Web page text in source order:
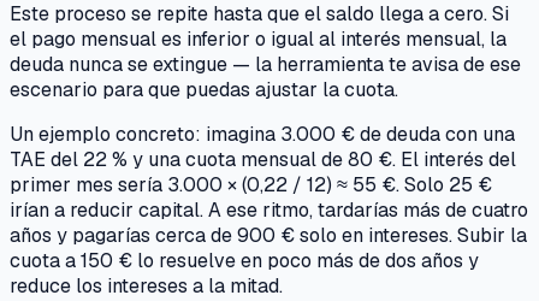
Este proceso se repite hasta que el saldo llega a cero. Si
el pago mensual es inferior o igual al interés mensual, la
deuda nunca se extingue — la herramienta te avisa de ese
escenario para que puedas ajustar la cuota.
Un ejemplo concreto: imagina 3.000 € de deuda con una
TAE del 22 % y una cuota mensual de 80 €. El interés del
primer mes sería 3.000 × (0,22 / 12) ≈ 55 €. Solo 25 €
irían a reducir capital. A ese ritmo, tardarías más de cuatro
años y pagarías cerca de 900 € solo en intereses. Subir la
cuota a 150 € lo resuelve en poco más de dos años y
reduce los intereses a la mitad.